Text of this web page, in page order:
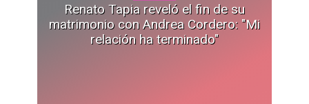
Renato Tapia reveló el fin de su
matrimonio con Andrea Cordero: "Mi
relación ha terminado"